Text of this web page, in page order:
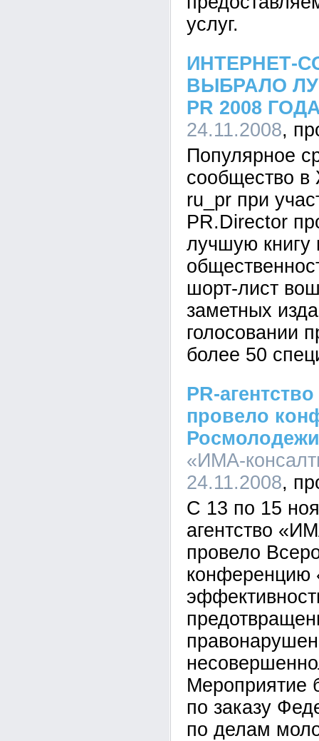
услуг.
ИНТЕРНЕТ-
ВЫБРАЛО
PR 2008
24.11.2008
Популярное
сообщество
ru_pr при
PR.Director
лучшую книгу
шорт-лист
заметных
голосовании
более 50
PR-
провело
Росмолодежи
«ИМА-
24.11.2008
C 13 по 15
агентство
провело
Мероприятие
по заказу
по делам